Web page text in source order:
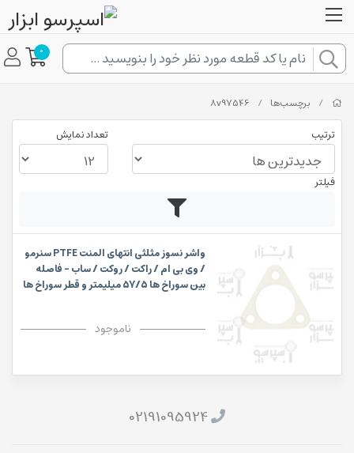
0
/ برچسب‌ها /
8v97546
ترتیب تعداد نمایش
فیلتر
واشر نسوز مثلثی انتهای المنت PTFE سنرمو
/ وی بی ام / راکت / روکت / ساب - فاصله
بین سوراخ ها 57/5 میلیمتر و قطر سوراخ ها
ناموجود
02191095924